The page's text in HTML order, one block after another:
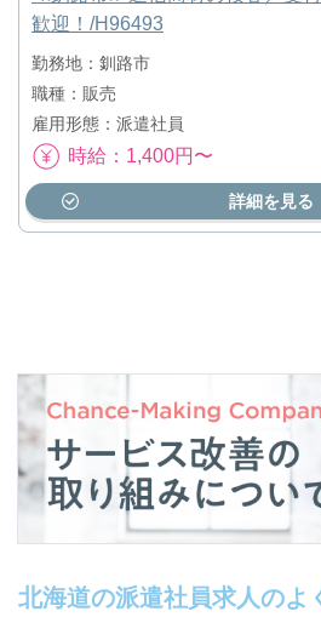
歓迎！/H96493
勤務地：釧路市
職種：販売
雇用形態：派遣社員
時給：1,400円〜
詳細を見る
北海道の派遣社員求人のよ